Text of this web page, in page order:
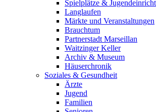
Spielplätze &
Langlaufen
Märkte und Veranstaltungen
Brauchtum
Partnerstadt Marseillan
Waitzinger Keller
Archiv & Museum
Häuserchronik
Soziales & Gesundheit
Ärzte
Jugend
Familien